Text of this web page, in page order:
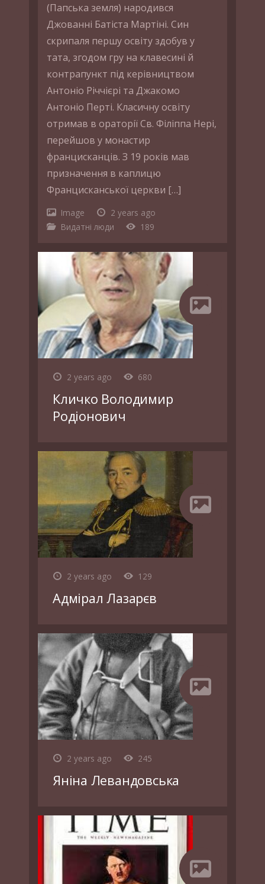
(Папська земля) народився
Джованні Батіста Мартіні. Син
скрипаля першу освіту здобув у
тата, згодом гру на клавесині й
контрапункт під керівництвом
Антоніо Річчієрі та Джакомо
Антоніо Перті. Класичну освіту
отримав в ораторії Св. Філіппа Нері,
перейшов у монастир
францисканців. З 19 років мав
призначення в каплицю
Францисканської церкви […]
Image
2 years ago
Видатні люди
189
2 years ago 680
Кличко Володимир
Родіонович
2 years ago 129
Адмірал Лазарєв
2 years ago 245
Яніна Левандовська